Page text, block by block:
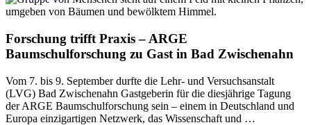
Forschung trifft Praxis – ARGE
Baumschulforschung zu Gast in Bad Zwischenahn
Vom 7. bis 9. September durfte die Lehr- und Versuchsanstalt
(LVG) Bad Zwischenahn Gastgeberin für die diesjährige Tagung
der ARGE Baumschulforschung sein – einem in Deutschland und
Europa einzigartigen Netzwerk, das Wissenschaft und …